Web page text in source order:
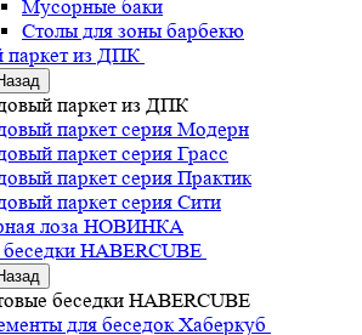
Мусорные баки
Столы для зоны барбекю
паркет из ДПК
паркет из ДПК
паркет серия Mодерн
паркет серия Грасс
паркет серия Практик
паркет серия Сити
лоза НОВИНКА
HABERCUBE
беседки HABERCUBE
для беседок Хаберкуб